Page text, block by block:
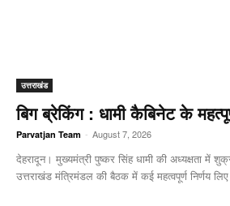
उत्तराखंड
बिग ब्रेकिंग : धामी कैबिनेट के
Parvatjan Team - August 7, 2026
देहरादून। मुख्यमंत्री पुष्कर सिंह धामी की अध्यक्षता में
उत्तराखंड मंत्रिमंडल की बैठक में कई महत्वपूर्ण निर्णय